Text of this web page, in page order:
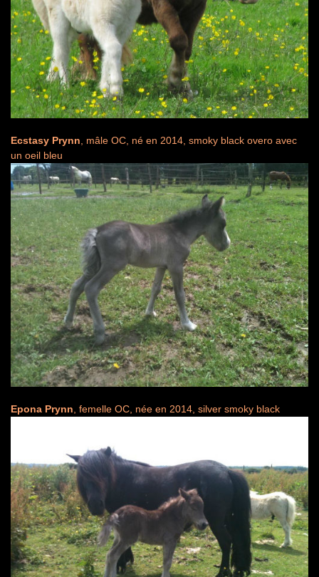
Ecstasy Prynn , mâle OC, né en 2014, smoky black overo avec
un oeil bleu
Epona Prynn , femelle OC, née en 2014, silver smoky black